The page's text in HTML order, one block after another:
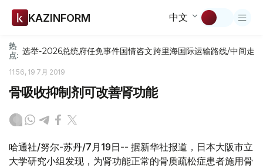
KAZINFORM 中文
热
点: 选举-2026总统府任免事件国情咨文跨里海国际运输路线/中间走廊
11:56, 19 7月 2019
骨吸收抑制剂可改善肾功能
哈通社/努尔-苏丹/7月19日-- 据新华社报道，日本大阪市立
大学研究小组发现，为肾功能正常的骨质疏松症患者施用骨